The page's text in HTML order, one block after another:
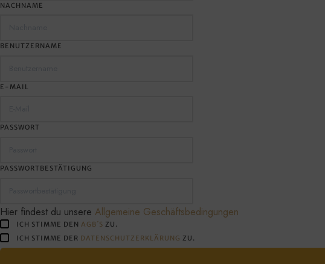
NACHNAME
BENUTZERNAME
E-MAIL
PASSWORT
PASSWORTBESTÄTIGUNG
Hier findest du unsere Allgemeine Geschäftsbedingungen
ICH STIMME DEN AGB´S ZU.
ICH STIMME DER DATENSCHUTZERKLÄRUNG ZU.